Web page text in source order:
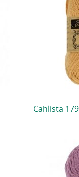
Cahlista